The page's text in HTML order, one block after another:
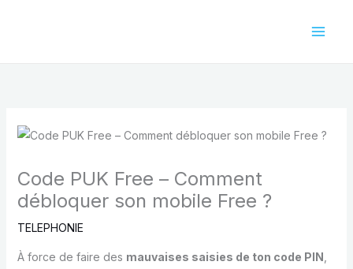
Code PUK Free – Comment
débloquer son mobile Free ?
TELEPHONIE
À force de faire des mauvaises saisies de ton code PIN